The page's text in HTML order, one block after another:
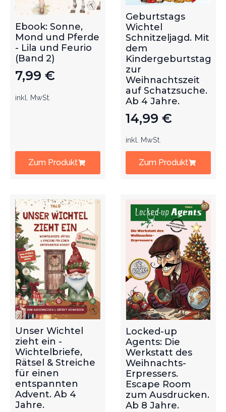
Ebook: Sonne,
Mond und Pferde
- Lila und Feurio
(Band 2)
7,99 €
inkl. MwSt.
Zum Produkt
Geburtstags
Wichtel
Schnitzeljagd. Mit
dem
Kindergeburtstag
zur
Weihnachtszeit
auf Schatzsuche.
Ab 4 Jahre.
14,99 €
inkl. MwSt.
Zum Produkt
Unser Wichtel
zieht ein -
Wichtelbriefe,
Rätsel & Streiche
für einen
entspannten
Advent. Ab 4
Jahre.
Locked-up
Agents: Die
Werkstatt des
Weihnachts-
Erpressers.
Escape Room
zum Ausdrucken.
Ab 8 Jahre.